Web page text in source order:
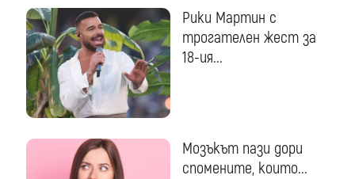
Рики Мартин с
трогателен жест за
18-ия...
Мозъкът пази дори
спомените, които...